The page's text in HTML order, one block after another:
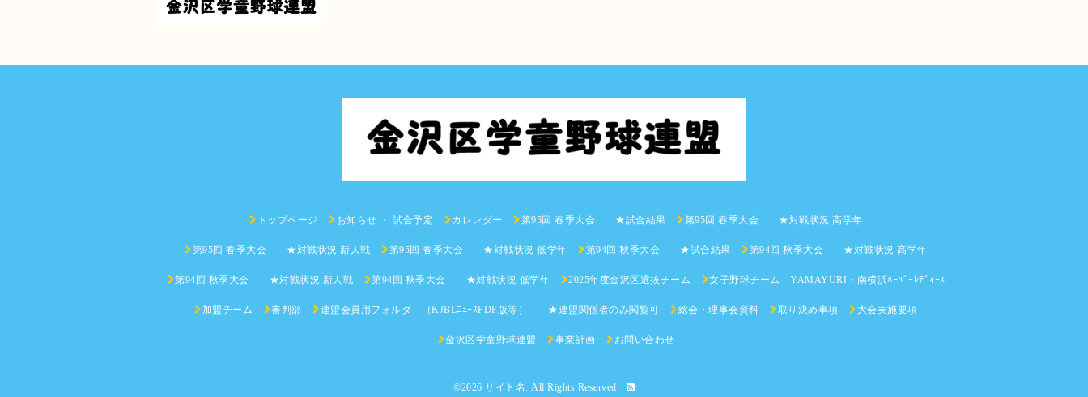
トップページ お知らせ ・ 試合予定 カレンダー 第95回 春季大会 ★試合結果 第95回 春季大会 ★対戦状況 高学年
第95回 春季大会 ★対戦状況 新人戦 第95回 春季大会 ★対戦状況 低学年 第94回 秋季大会 ★試合結果 第94回 秋季大会 ★対戦状況 高学年
第94回 秋季大会 ★対戦状況 新人戦 第94回 秋季大会 ★対戦状況 低学年 2025年度金沢区選抜チーム 女子野球チーム YAMAYURI・南横浜ﾊｰﾊﾞｰﾚﾃﾞｨｰｽ
加盟チーム 審判部 連盟会員用フォルダ （KJBLﾆｭｰｽPDF版等） ★連盟関係者のみ閲覧可 総会・理事会資料 取り決め事項 大会実施要項
金沢区学童野球連盟 事業計画 お問い合わせ
©2026 サイト名 . All Rights Reserved.